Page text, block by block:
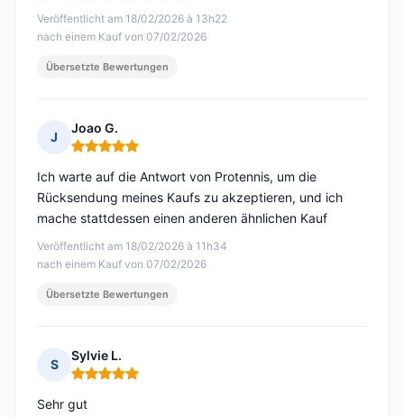
Veröffentlicht am 18/02/2026 à 13h22
nach einem Kauf von 07/02/2026
Übersetzte Bewertungen
J
Joao G.
Hinweis: 5 von 5
Veröffentlicht am 18/02/2026 à 11h34
nach einem Kauf von 07/02/2026
Ich warte auf die Antwort von Protennis, um die
Rücksendung meines Kaufs zu akzeptieren, und ich
mache stattdessen einen anderen ähnlichen Kauf
Übersetzte Bewertungen
S
Sylvie L.
Hinweis: 5 von 5
Sehr gut